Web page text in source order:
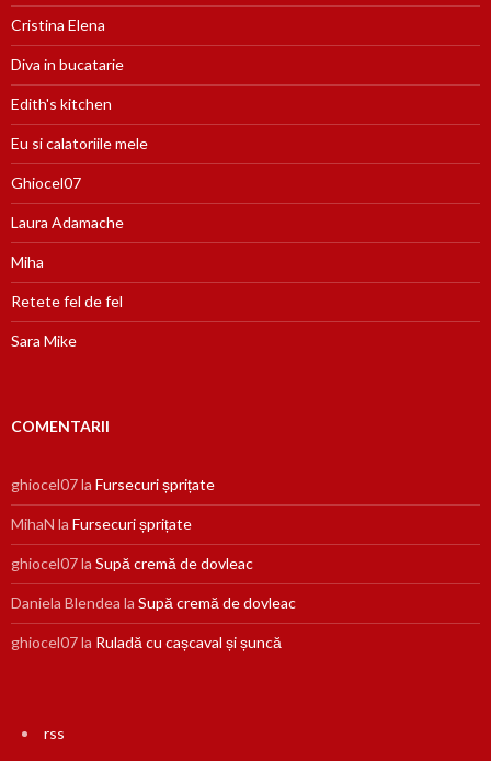
Cristina Elena
Diva in bucatarie
Edith's kitchen
Eu si calatoriile mele
Ghiocel07
Laura Adamache
Miha
Retete fel de fel
Sara Mike
COMENTARII
ghiocel07la Fursecuri șprițate
MihaN la Fursecuri șprițate
ghiocel07la Supă cremă de dovleac
Daniela Blendea la Supă cremă de dovleac
ghiocel07la Ruladă cu cașcaval și șuncă
rss